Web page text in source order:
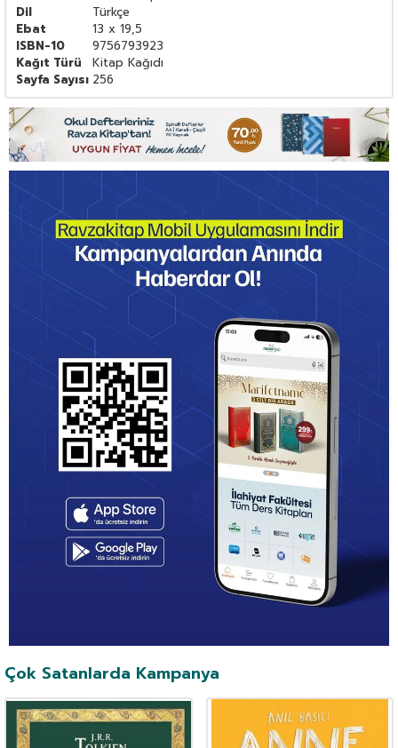
Dil
Türkçe
Ebat
13 x 19,5
ISBN-10
9756793923
Kağıt Türü
Kitap Kağıdı
Sayfa Sayısı 256
Çok Satanlarda Kampanya